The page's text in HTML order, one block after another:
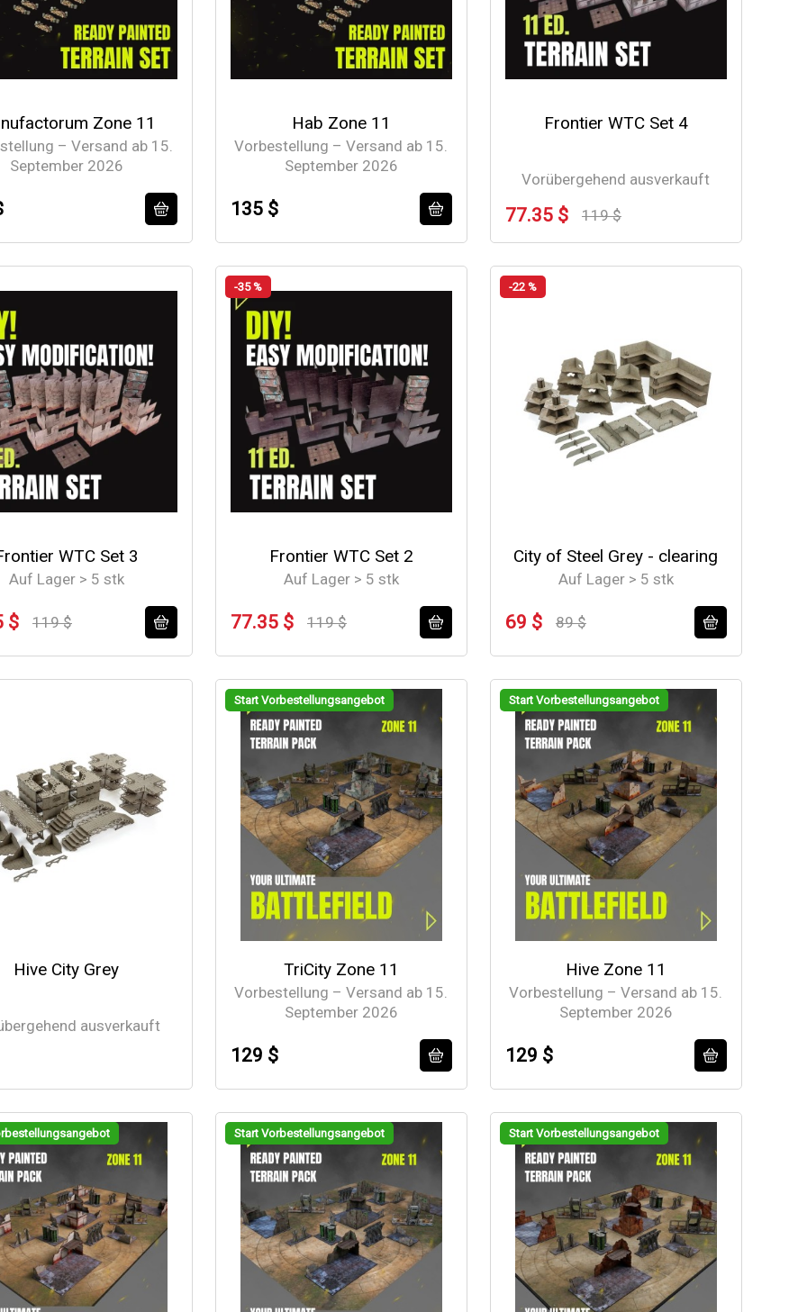
Zone 11
– Versand ab 15.
September 2026
Hab Zone 11
Vorbestellung – Versand ab 15.
September 2026
135 $
Frontier WTC Set 4
Vorübergehend ausverkauft
119 $
77.35 $
WTC Set 3
Auf Lager > 5 stk
119 $
$
-35 %
Frontier WTC Set 2
Auf Lager > 5 stk
119 $
77.35 $
-22 %
City of Steel Grey - clearing
Auf Lager > 5 stk
89 $
69 $
Hive City Grey
ausverkauft
Start Vorbestellungsangebot
TriCity Zone 11
Vorbestellung – Versand ab 15.
September 2026
129 $
Start Vorbestellungsangebot
Hive Zone 11
Vorbestellung – Versand ab 15.
September 2026
129 $
Start Vorbestellungsangebot Start Vorbestellungsangebot